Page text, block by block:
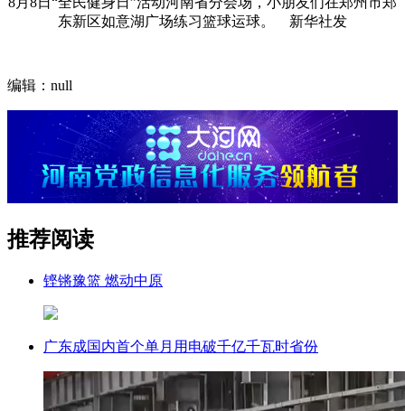
东新区如意湖广场练习篮球运球。 新华社发
编辑：null
推荐阅读
铿锵豫篮 燃动中原
广东成国内首个单月用电破千亿千瓦时省份